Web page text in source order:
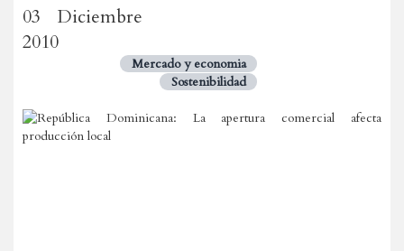
03 Diciembre
2010
Mercado y economia
Sostenibilidad